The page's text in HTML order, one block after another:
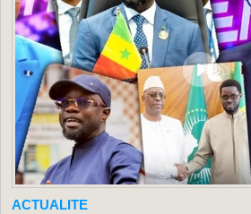
ACTUALITE